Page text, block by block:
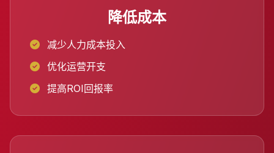
降低成本
减少人力成本投入
优化运营开支
提高ROI回报率